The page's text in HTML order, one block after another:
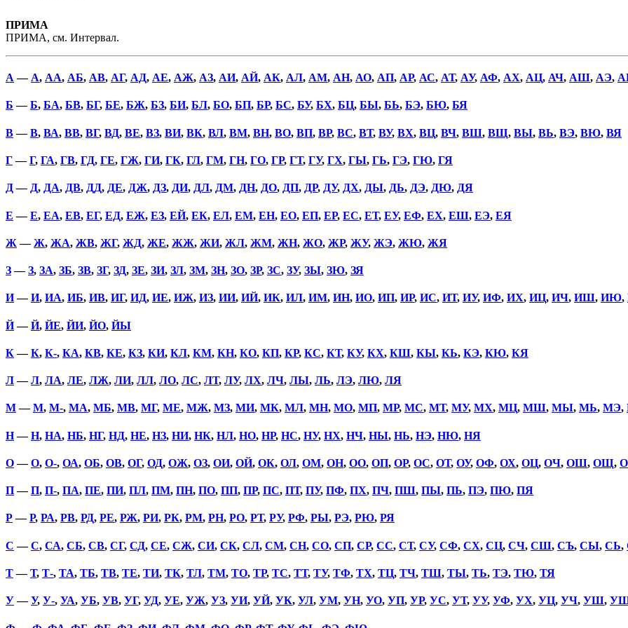
ПРИМА
ПРИМА, см. Интервал.
А — А, АА, АБ, АВ, АГ, АД, АЕ, АЖ, АЗ, АИ, АЙ, АК, АЛ, АМ, АН, АО, АП, АР, АС, АТ, АУ, АФ, АХ, АЦ, АЧ, АШ, АЭ,
Б —Б, БА, БВ, БГ, БЕ, БЖ, БЗ, БИ, БЛ, БО, БП, БР, БС, БУ, БХ, БЦ, БЫ, БЬ, БЭ, БЮ, БЯ
В—В, ВА, ВВ, ВГ, ВД, ВЕ, ВЗ, ВИ, ВК, ВЛ, ВМ, ВН, ВО, ВП, ВР, ВС, ВТ, ВУ, ВХ, ВЦ, ВЧ, ВШ, ВЩ, ВЫ, ВЬ, ВЭ, ВЮ, ВЯ
Г—Г, ГА, ГВ, ГД, ГЕ, ГЖ, ГИ, ГК, ГЛ, ГМ, ГН, ГО, ГР, ГТ, ГУ, ГХ, ГЫ, ГЬ, ГЭ, ГЮ, ГЯ
Д— Д, ДА, ДВ, ДД, ДЕ, ДЖ, ДЗ, ДИ, ДЛ, ДМ, ДН, ДО, ДП, ДР, ДУ, ДХ, ДЫ, ДЬ, ДЭ, ДЮ, ДЯ
Е —Е, ЕА, ЕВ, ЕГ, ЕД, ЕЖ, ЕЗ, ЕЙ, ЕК, ЕЛ, ЕМ, ЕН, ЕО, ЕП, ЕР, ЕС, ЕТ, ЕУ, ЕФ, ЕХ, ЕШ, ЕЭ, ЕЯ
Ж —Ж, ЖА, ЖВ, ЖГ, ЖД, ЖЕ, ЖЖ, ЖИ, ЖЛ, ЖМ, ЖН, ЖО, ЖР, ЖУ, ЖЭ, ЖЮ, ЖЯ
З—З, ЗА, ЗБ, ЗВ, ЗГ, ЗД, ЗЕ, ЗИ, ЗЛ, ЗМ, ЗН, ЗО, ЗР, ЗС, ЗУ, ЗЫ, ЗЮ, ЗЯ
И—И, ИА, ИБ, ИВ, ИГ, ИД, ИЕ, ИЖ, ИЗ, ИИ, ИЙ, ИК, ИЛ, ИМ, ИН, ИО, ИП, ИР, ИС, ИТ, ИУ, ИФ, ИХ, ИЦ, ИЧ, ИШ, ИЮ,
Й—Й, ЙЕ, ЙИ, ЙО, ЙЫ
К—К, К-, КА, КВ, КЕ, КЗ, КИ, КЛ, КМ, КН, КО, КП, КР, КС, КТ, КУ, КХ, КШ, КЫ, КЬ, КЭ, КЮ, КЯ
Л—Л, ЛА, ЛЕ, ЛЖ, ЛИ, ЛЛ, ЛО, ЛС, ЛТ, ЛУ, ЛХ, ЛЧ, ЛЫ, ЛЬ, ЛЭ, ЛЮ, ЛЯ
М—М, М-, МА, МБ, МВ, МГ, МЕ, МЖ, МЗ, МИ, МК, МЛ, МН, МО, МП, МР, МС, МТ, МУ, МХ, МЦ, МШ, МЫ, МЬ, МЭ,
Н—Н, НА, НБ, НГ, НД, НЕ, НЗ, НИ, НК, НЛ, НО, НР, НС, НУ, НХ, НЧ, НЫ, НЬ, НЭ, НЮ, НЯ
О—О, О-, ОА, ОБ, ОВ, ОГ, ОД, ОЖ, ОЗ, ОИ, ОЙ, ОК, ОЛ, ОМ, ОН, ОО, ОП, ОР, ОС, ОТ, ОУ, ОФ, ОХ, ОЦ, ОЧ, ОШ, ОЩ,
П—П, П-, ПА, ПЕ, ПИ, ПЛ, ПМ, ПН, ПО, ПП, ПР, ПС, ПТ, ПУ, ПФ, ПХ, ПЧ, ПШ, ПЫ, ПЬ, ПЭ, ПЮ, ПЯ
Р—Р, РА, РВ, РД, РЕ, РЖ, РИ, РК, РМ, РН, РО, РТ, РУ, РФ, РЫ, РЭ, РЮ, РЯ
С —С, СА, СБ, СВ, СГ, СД, СЕ, СЖ, СИ, СК, СЛ, СМ, СН, СО, СП, СР, СС, СТ, СУ, СФ, СХ, СЦ, СЧ, СШ, СЪ, СЫ, СЬ,
Т—Т, Т-, ТА, ТБ, ТВ, ТЕ, ТИ, ТК, ТЛ, ТМ, ТО, ТР, ТС, ТТ, ТУ, ТФ, ТХ, ТЦ, ТЧ, ТШ, ТЫ, ТЬ, ТЭ, ТЮ, ТЯ
У—У, У-, УА, УБ, УВ, УГ, УД, УЕ, УЖ, УЗ, УИ, УЙ, УК, УЛ, УМ, УН, УО, УП, УР, УС, УТ, УУ, УФ, УХ, УЦ, УЧ, УШ,